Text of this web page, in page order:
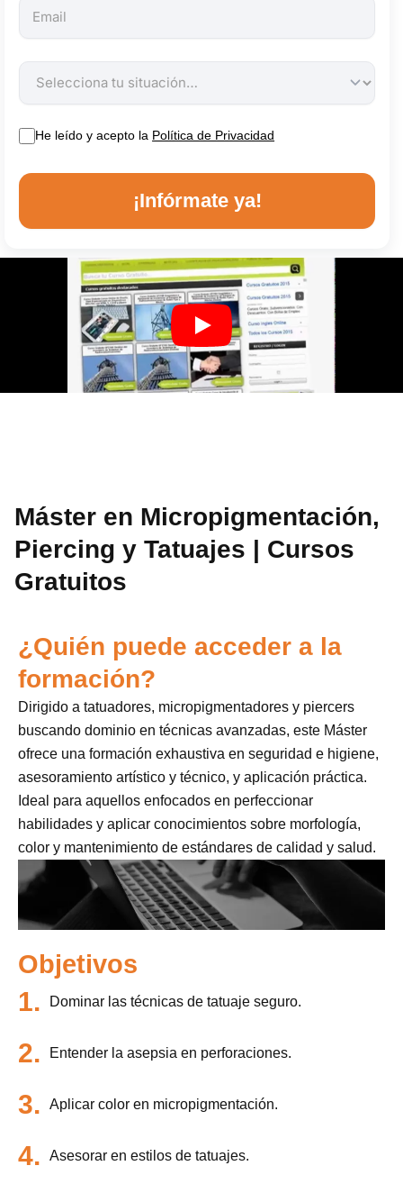
He leído y acepto la Política de Privacidad
¡Infórmate ya!
Máster en Micropigmentación,
Piercing y Tatuajes | Cursos
Gratuitos
¿Quién puede acceder a la
formación?
Dirigido a tatuadores, micropigmentadores y piercers
buscando dominio en técnicas avanzadas, este Máster
ofrece una formación exhaustiva en seguridad e higiene,
asesoramiento artístico y técnico, y aplicación práctica.
Ideal para aquellos enfocados en perfeccionar
habilidades y aplicar conocimientos sobre morfología,
color y mantenimiento de estándares de calidad y salud.
Objetivos
1. Dominar las técnicas de tatuaje seguro.
2. Entender la asepsia en perforaciones.
3. Aplicar color en micropigmentación.
4. Asesorar en estilos de tatuajes.